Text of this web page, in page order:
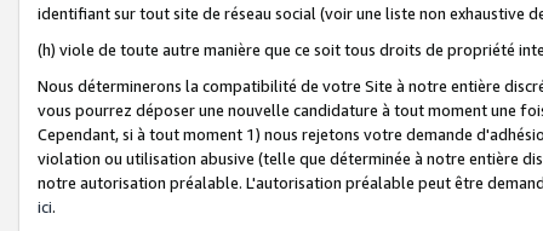
identifiant sur tout site de réseau social (voir une liste non exhaustive
(h) viole de toute autre manière que ce soit tous droits de propriété
Nous déterminerons la compatibilité de votre Site à notre entière
vous pourrez déposer une nouvelle candidature à tout moment une
Cependant, si à tout moment 1) nous rejetons votre demande
violation ou utilisation abusive (telle que déterminée à notre entière
notre autorisation préalable. L'autorisation préalable peut être
ici.